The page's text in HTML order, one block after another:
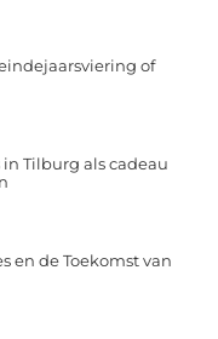
of
Tilburg als cadeau
en de Toekomst van